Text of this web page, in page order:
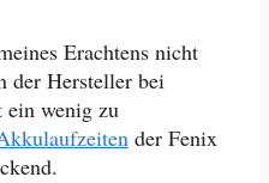
Erachtens nicht
der Hersteller bei
ein wenig zu
der Fenix